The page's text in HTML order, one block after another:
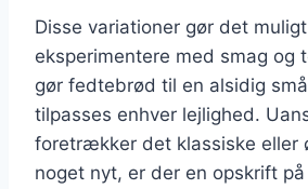
Disse variationer gør det
eksperimentere med smag og
gør fedtebrød til en alsidig
tilpasses enhver lejlighed.
foretrækker det klassiske eller
noget nyt, er der en opskrift